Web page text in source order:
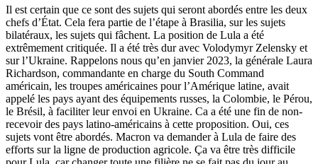
Il est certain que ce sont des sujets qui seront abordés entre les deux
chefs d’État. Cela fera partie de l’étape à Brasilia, sur les sujets
bilatéraux, les sujets qui fâchent. La position de Lula a été
extrêmement critiquée. Il a été très dur avec Volodymyr Zelensky et
sur l’Ukraine. Rappelons nous qu’en janvier 2023, la générale Laura
Richardson, commandante en charge du South Command
américain, les troupes américaines pour l’Amérique latine, avait
appelé les pays ayant des équipements russes, la Colombie, le Pérou,
le Brésil, à faciliter leur envoi en Ukraine. Ca a été une fin de non-
recevoir des pays latino-américains à cette proposition. Oui, ces
sujets vont être abordés. Macron va demander à Lula de faire des
efforts sur la ligne de production agricole. Ça va être très difficile